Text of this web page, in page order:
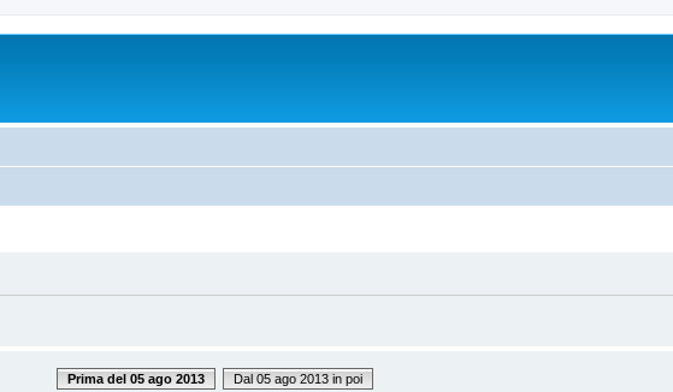
Prima del 05 ago 2013 Dal 05 ago 2013 in poi